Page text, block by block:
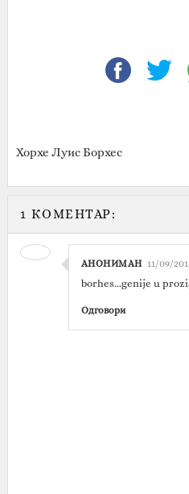
Хорхе Луис Борхес
1 КОМЕНТАР:
АНОНИМАН 11/09/
borhes...genije u
Одговори